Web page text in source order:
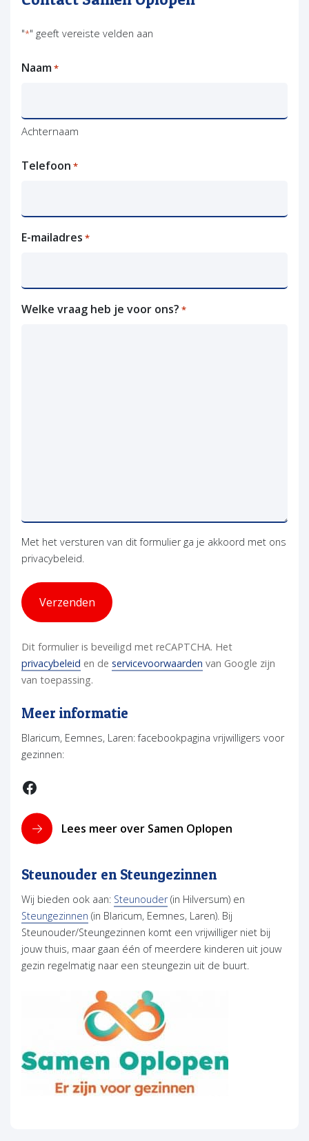
"*" geeft vereiste velden aan
Naam*
Achternaam
Telefoon *
E-mailadres *
Welke vraag heb je voor ons? *
Met het versturen van dit formulier ga je akkoord met ons
privacybeleid.
Dit formulier is beveiligd met reCAPTCHA. Het
privacybeleid (opent in nieuw tabblad)
(opent in nieuw tabblad)
en de servicevoorwaarden (opent in nieuw
(opent in nieuw
van Google zijn
van toepassing.
Meer informatie
Blaricum, Eemnes, Laren: facebookpagina vrijwilligers voor
gezinnen:
Facebook
Lees meer over Samen Oplopen(opent in
Steunouder en Steungezinnen
Wij bieden ook aan: Steunouder(in Hilversum) en
Steungezinnen (in Blaricum, Eemnes, Laren). Bij
Steunouder/Steungezinnen komt een vrijwilliger niet bij
jouw thuis, maar gaan één of meerdere kinderen uit jouw
gezin regelmatig naar een steungezin uit de buurt.